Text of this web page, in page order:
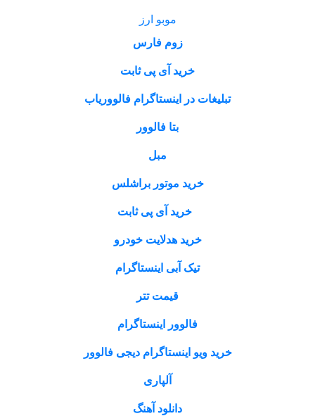
موبو ارز
زوم فارس
خرید آی پی ثابت
تبلیغات در اینستاگرام فالووریاب
بتا فالوور
خرید موتور براشلس
خرید آی پی ثابت
خرید هدلایت خودرو
تیک آبی اینستاگرام
قیمت تتر
فالوور اینستاگرام
خرید ویو اینستاگرام دیجی فالوور
دانلود آهنگ